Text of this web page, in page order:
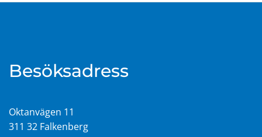
Besöksadress
Oktanvägen 11
311 32 Falkenberg